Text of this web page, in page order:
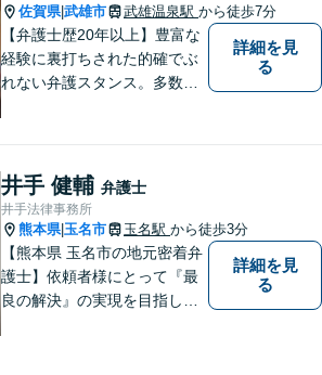
佐賀県|武雄市 武雄温泉駅 から徒歩7分
【弁護士歴20年以上】豊富な
経験に裏打ちされた的確でぶ
れない弁護スタンス。多数の
法書士などとも連携しワンス
トップで解決。難事件には他
弁護士と協力も。元調停委
員。
詳細を見
る
井手 健輔 弁護士
井手法律事務所
熊本県| 玉名市 玉名駅 から徒歩3分
【熊本県 玉名市の地元密着弁
護士】依頼者様にとって『最
良の解決』の実現を目指しま
詳細を見
る